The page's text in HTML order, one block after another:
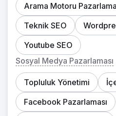
Arama Motoru
Teknik SEO
Youtube SEO
Sosyal Medya Pazarlaması
Topluluk Yönetimi
Facebook Pazarlaması